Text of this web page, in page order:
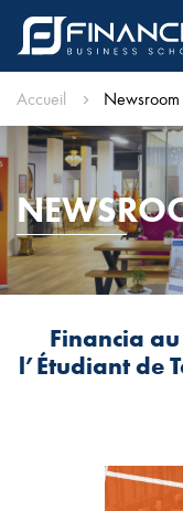
Accueil Newsroom
Financia
l’Étudiant de